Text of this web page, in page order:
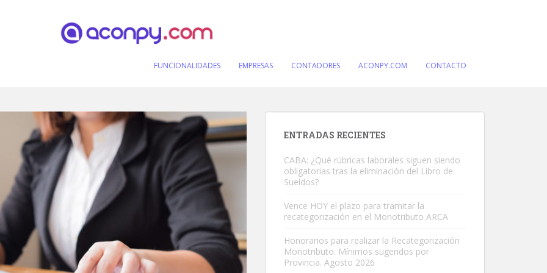
FUNCIONALIDADES EMPRESAS CONTADORES ACONPY.COM CONTACTO
ENTRADAS RECIENTES
CABA: ¿Qué rúbricas laborales siguen siendo
obligatorias tras la eliminación del Libro de
Sueldos?
Vence HOY el plazo para tramitar la
recategorización en el Monotributo ARCA
Honorarios para realizar la Recategorización
Monotributo. Mínimos sugeridos por
Provincia. Agosto 2026